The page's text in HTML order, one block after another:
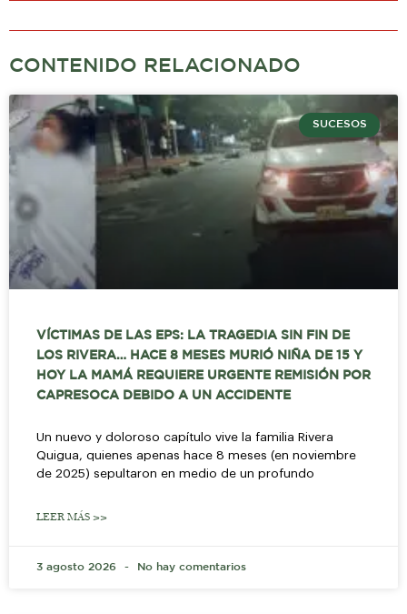
CONTENIDO RELACIONADO
SUCESOS
VÍCTIMAS DE LAS EPS: LA TRAGEDIA SIN FIN DE
LOS RIVERA… HACE 8 MESES MURIÓ NIÑA DE 15 Y
HOY LA MAMÁ REQUIERE URGENTE REMISIÓN POR
CAPRESOCA DEBIDO A UN ACCIDENTE
Un nuevo y doloroso capítulo vive la familia Rivera
Quigua, quienes apenas hace 8 meses (en noviembre
de 2025) sepultaron en medio de un profundo
LEER MÁS >>
3 agosto 2026 No hay comentarios